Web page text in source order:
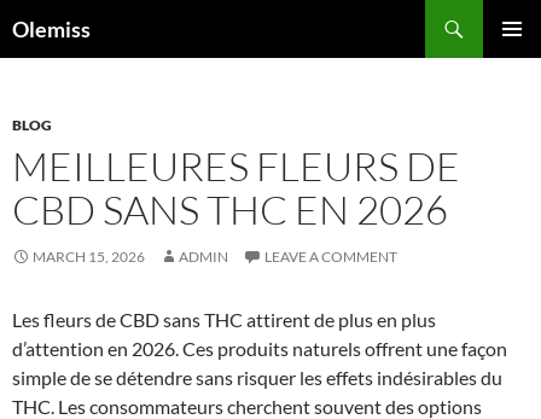
toOlemiss
BLOG
MEILLEURES FLEURS DE
CBD SANS THC EN 2026
MARCH 15, 2026 ADMIN LEAVE A COMMENT
Les fleurs de CBD sans THC attirent de plus en plus
d’attention en 2026. Ces produits naturels offrent une façon
simple de se détendre sans risquer les effets indésirables du
THC. Les consommateurs cherchent souvent des options